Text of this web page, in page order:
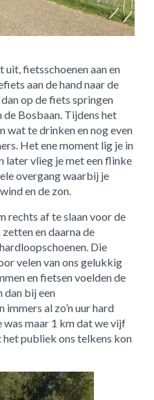
uit, fietsschoenen aan en
aan de hand naar de
op de fiets springen
Bosbaan. Tijdens het
wat te drinken en nog even
Het ene moment lig je in
later vlieg je met een flinke
overgang waarbij je
en de zon.
rechts af te slaan voor de
en daarna de
Die
velen van ons gelukkig
en fietsen voelden de
dan bij een
al zo’n uur hard
maar 1 km dat we vijf
publiek ons telkens kon